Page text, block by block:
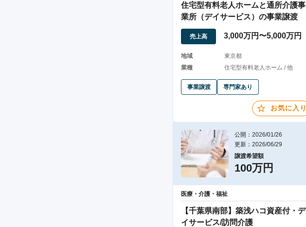
住宅型有料老人ホームと通所介護事
業所（デイサービス）の事業譲渡
売上高 3,000万円〜5,000万円
地域
東京都
業種
住宅型有料老人ホーム / 他
事業譲渡 専門家あり
お気に入り
公開：2026/01/26
更新：2026/06/29
譲渡希望額
100万円
医療・介護・福祉
【千葉県南部】築浅ハコ資産付・デ
イサービス/訪問介護